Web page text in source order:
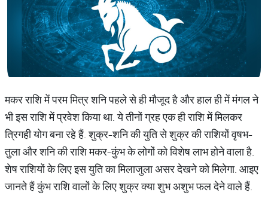
मकर राशि में परम मित्र शनि पहले से ही मौजूद है और हाल ही में मंगल ने
भी इस राशि में प्रवेश किया था. ये तीनों ग्रह एक ही राशि में मिलकर
त्रिगही योग बना रहे हैं. शुक्र-शनि की युति से शुक्र की राशियों वृषभ-
तुला और शनि की राशि मकर-कुंभ के लोगों को विशेष लाभ होने वाला है.
शेष राशियों के लिए इस युति का मिलाजुला असर देखने को मिलेगा. आइए
जानते हैं कुंभ राशि वालों के लिए शुक्र क्या शुभ अशुभ फल देने वाले हैं.